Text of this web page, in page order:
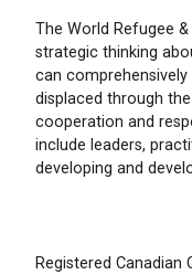
The World Refugee
strategic thinking
can
displaced through
cooperation and
include leaders,
developing and
Registered Canadian